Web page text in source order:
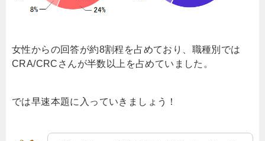
女性からの回答が約8割程を占めており、職種別では
CRA/CRCさんが半数以上を占めていました。
では早速本題に入っていきましょう！